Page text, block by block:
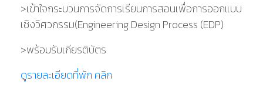
>เข้าใจกระบวนการจัดการเรียนการสอนเพื่อการออกแบบ
เชิงวิศวกรรม(Engineering Design Process (EDP)
>พร้อมรับเกียรติบัตร
ดูรายละเอียดที่พัก คลิก